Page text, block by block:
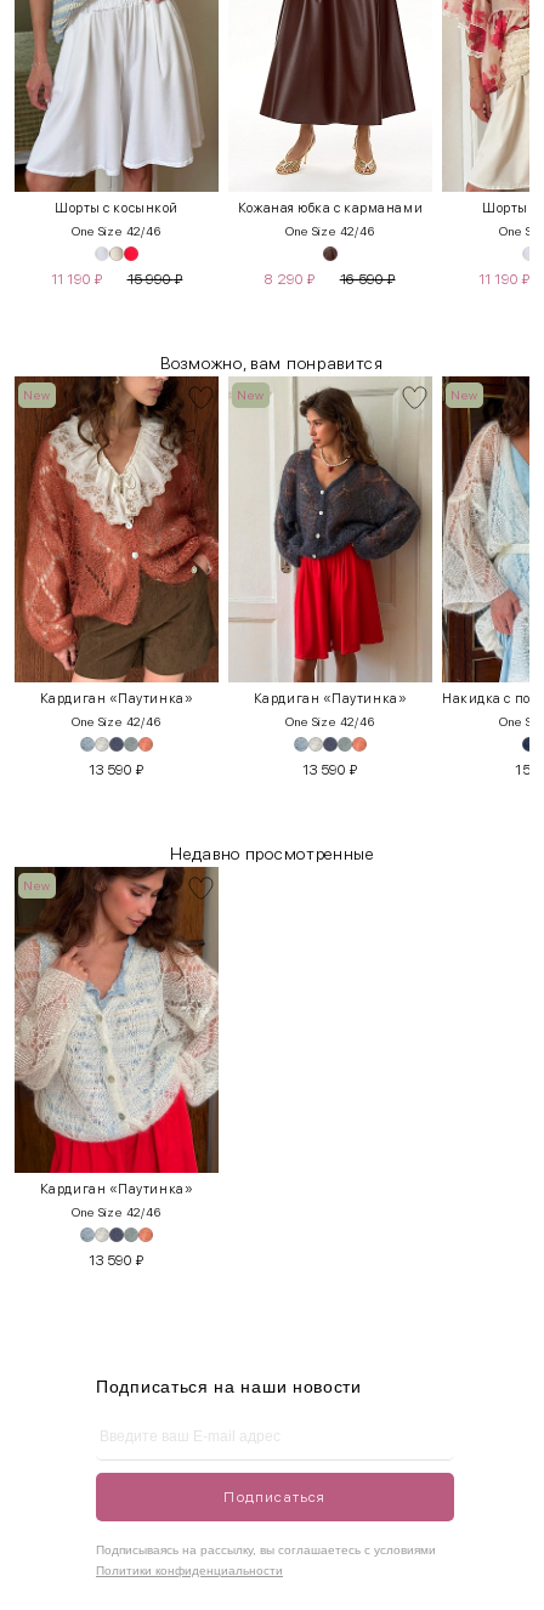
Шорты с косынкой
One Size 42/46
11 190 ₽ 15 990₽
Кожаная юбка с карманами
One Size 42/46
8 290 ₽ 16 590₽
Шорты с
One
11 190 ₽
Возможно, вам понравится
New
Кардиган «Паутинка»
One Size 42/46
13 590 ₽
New
Кардиган «Паутинка»
One Size 42/46
13 590 ₽
New
One
15
Недавно просмотренные
New
Кардиган «Паутинка»
One Size 42/46
13 590 ₽
INT RUS
40-42
42-44
42-50
Как правильно себя обмерить
Подписаться на наши новости
Подписаться
Подписываясь на рассылку, вы соглашаетесь с условиями
Политики конфиденциальности